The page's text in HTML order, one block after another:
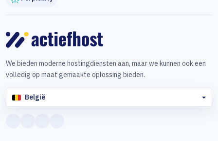
We bieden moderne hostingdiensten aan, maar we kunnen ook een
volledig op maat gemaakte oplossing bieden.
België